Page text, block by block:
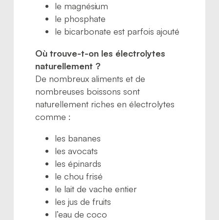
le magnésium
le phosphate
le bicarbonate est parfois ajouté
Où trouve-t-on les électrolytes
naturellement ?
De nombreux aliments et de
nombreuses boissons sont
naturellement riches en électrolytes
comme :
les bananes
les avocats
les épinards
le chou frisé
le lait de vache entier
les jus de fruits
l’eau de coco